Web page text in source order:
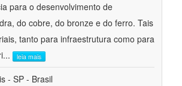
para o desenvolvimento de
do cobre, do bronze e do ferro. Tais
tanto para infraestrutura como para
... leia mais
- SP - Brasil